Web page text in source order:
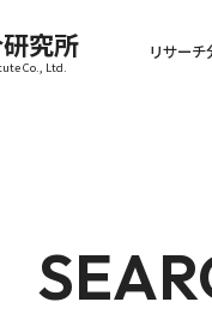
究所
Co., Ltd.
リサーチ